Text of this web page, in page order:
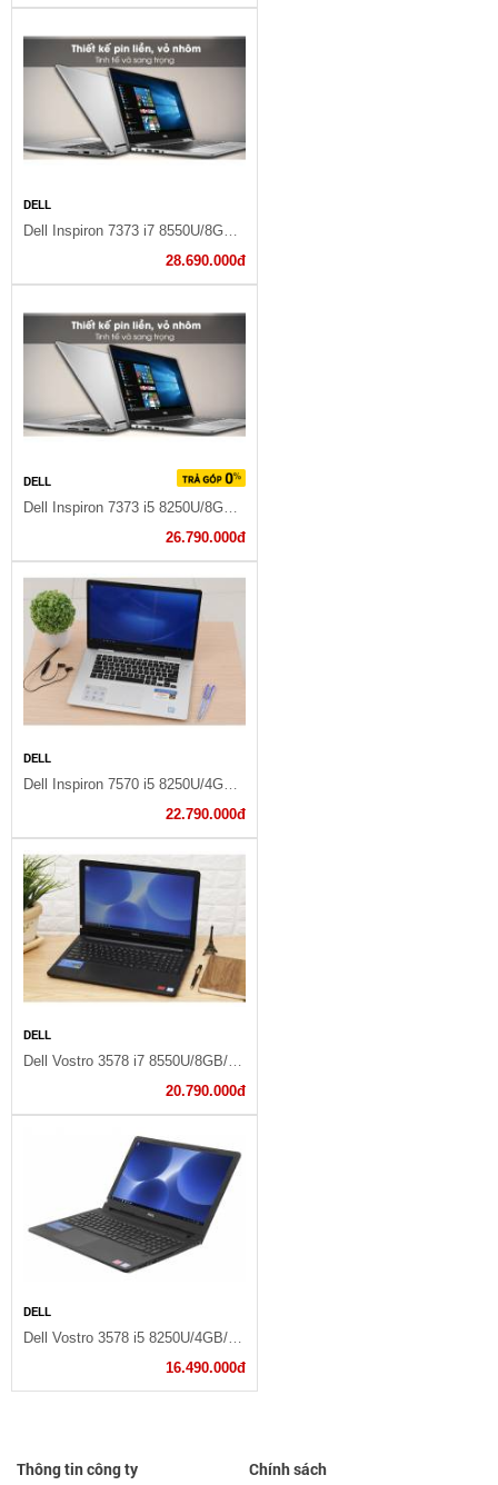
DELL
Dell Inspiron 7373 i7 8550U/8GB/256GB/Win10/Office365/(P83G001)
28.690.000đ
DELL
Dell Inspiron 7373 i5 8250U/8GB/256GB/Win10/Office365/(C3TI501OW)
26.790.000đ
DELL
22.790.000đ
DELL
20.790.000đ
DELL
16.490.000đ
Thông tin công ty Chính sách